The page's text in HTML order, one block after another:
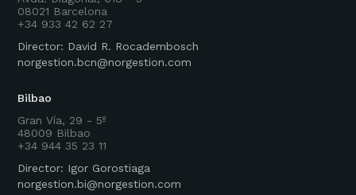
08021 Barcelona
+34 933 42 62 27
Director: David R. Rocadembosch
norgestion.bcn@norgestion.com
Bilbao
Gran Vía, 29 - 5º
48009 Bilbao
+34 944 35 23 11
Director: Igor Gorostiaga
norgestion.bi@norgestion.com